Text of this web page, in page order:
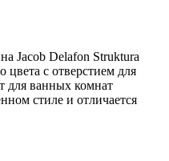
Jacob Delafon Struktura
с отверстием для
для ванных комнат
стиле и отличается